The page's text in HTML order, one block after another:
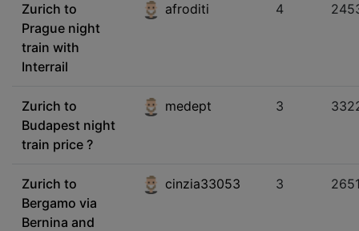
Zurich to
Prague night
train with
Interrail
afroditi 4
Zurich to
Budapest night
train price ?
medept 3
Zurich to
Bergamo via
Bernina and
cinzia33053 3